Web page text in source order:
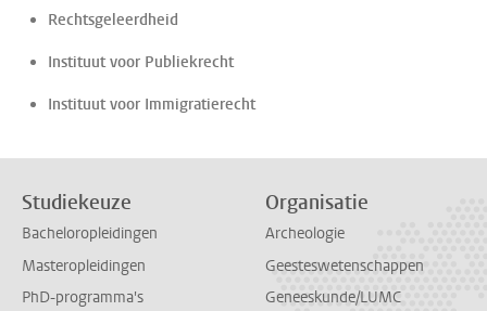
Rechtsgeleerdheid
Instituut voor Publiekrecht
Instituut voor Immigratierecht
Studiekeuze
Bacheloropleidingen
Masteropleidingen
PhD-programma's
Organisatie
Archeologie
Geesteswetenschappen
Geneeskunde/LUMC